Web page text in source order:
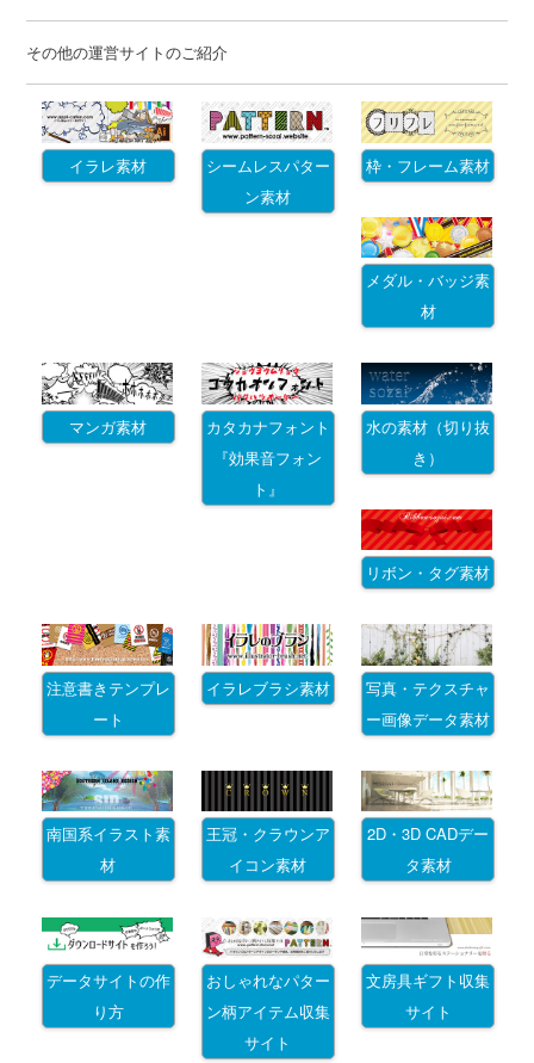
その他の運営サイトのご紹介
イラレ素材
シームレスパター
ン素材
枠・フレーム素材
メダル・バッジ素
材
マンガ素材
カタカナフォント
『効果音フォン
ト』
水の素材（切り抜
き）
リボン・タグ素材
注意書きテンプレ
ート
イラレブラシ素材
写真・テクスチャ
ー画像データ素材
南国系イラスト素
材
王冠・クラウンア
イコン素材
2D・3D CADデー
タ素材
データサイトの作
り方
おしゃれなパター
ン柄アイテム収集
サイト
文房具ギフト収集
サイト